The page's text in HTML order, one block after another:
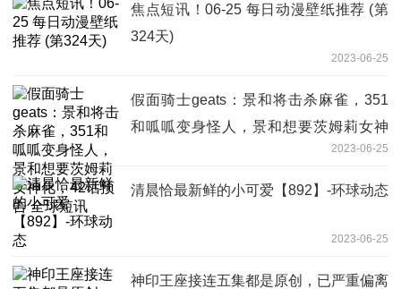
焦点短讯！06-25 每日动漫壁纸推荐 (第
324天)
2023-06-25
假面骑士geats：景和将击杀麻雀，351
和呱呱变身怪人，景和想要茨姆莉女神
2023-06-25
清晨恰最新鲜的小可爱【892】-环球动态
2023-06-25
神印王座接连五集都是原创，已严重偏离